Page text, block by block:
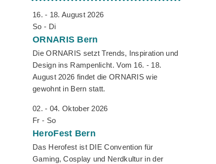
16. - 18. August 2026
So - Di
ORNARIS Bern
Die ORNARIS setzt Trends, Inspiration und
Design ins Rampenlicht. Vom 16. - 18.
August 2026 findet die ORNARIS wie
gewohnt in Bern statt.
02. - 04. Oktober 2026
Fr - So
HeroFest Bern
Das Herofest ist DIE Convention für
Gaming, Cosplay und Nerdkultur in der